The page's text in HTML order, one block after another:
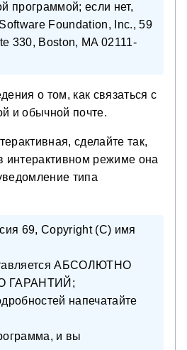
программой; если нет,
Foundation, Inc., 59
330, Boston, MA 02111-
о том, как связаться с
и обычной почте.
сделайте так,
интерактивном режиме она
типа
69, Copyright (C) имя
АБСОЛЮТНО
ГАРАНТИЙ;
напечатайте
и вы